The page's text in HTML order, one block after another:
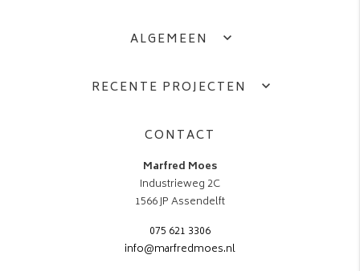
ALGEMEEN
RECENTE PROJECTEN
CONTACT
Marfred Moes
Industrieweg 2C
1566 JP Assendelft
075 621 3306
info@marfredmoes.nl